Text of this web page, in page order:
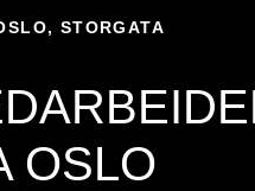
STORGATA
OSLO